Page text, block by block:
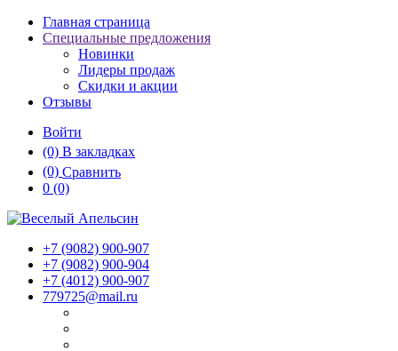
Главная страница
Специальные предложения
Новинки
Лидеры продаж
Скидки и акции
Отзывы
Войти
(0) В закладках
(0) Сравнить
0 (0)
+7 (9082) 900-907
+7 (9082) 900-904
+7 (4012) 900-907
779725@mail.ru